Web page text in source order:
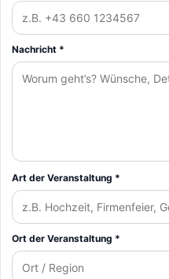
Nachricht *
Art der Veranstaltung *
Ort der Veranstaltung *